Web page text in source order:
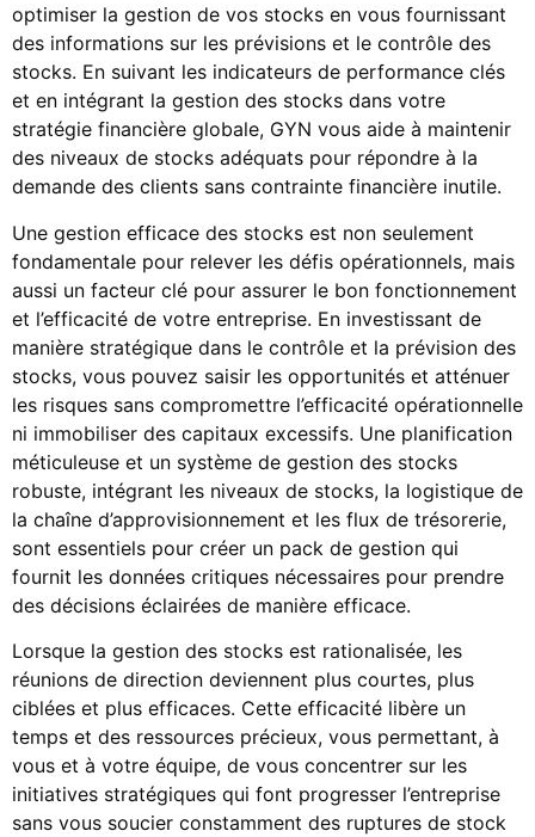
optimiser la gestion de vos stocks en vous fournissant
des informations sur les prévisions et le contrôle des
stocks. En suivant les indicateurs de performance clés
et en intégrant la gestion des stocks dans votre
stratégie financière globale, GYN vous aide à maintenir
des niveaux de stocks adéquats pour répondre à la
demande des clients sans contrainte financière inutile.
Une gestion efficace des stocks est non seulement
fondamentale pour relever les défis opérationnels, mais
aussi un facteur clé pour assurer le bon fonctionnement
et l’efficacité de votre entreprise. En investissant de
manière stratégique dans le contrôle et la prévision des
stocks, vous pouvez saisir les opportunités et atténuer
les risques sans compromettre l’efficacité opérationnelle
ni immobiliser des capitaux excessifs. Une planification
méticuleuse et un système de gestion des stocks
robuste, intégrant les niveaux de stocks, la logistique de
la chaîne d’approvisionnement et les flux de trésorerie,
sont essentiels pour créer un pack de gestion qui
fournit les données critiques nécessaires pour prendre
des décisions éclairées de manière efficace.
Lorsque la gestion des stocks est rationalisée, les
réunions de direction deviennent plus courtes, plus
ciblées et plus efficaces. Cette efficacité libère un
temps et des ressources précieux, vous permettant, à
vous et à votre équipe, de vous concentrer sur les
initiatives stratégiques qui font progresser l’entreprise
sans vous soucier constamment des ruptures de stock